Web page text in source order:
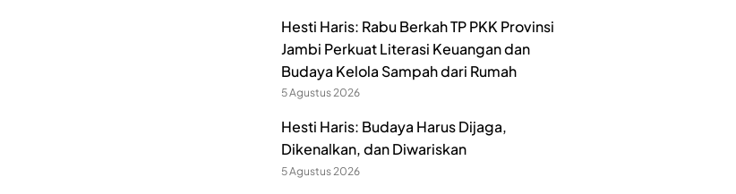
Hesti Haris: Rabu Berkah TP PKK Provinsi
Jambi Perkuat Literasi Keuangan dan
Budaya Kelola Sampah dari Rumah
5 Agustus 2026
Hesti Haris: Budaya Harus Dijaga,
Dikenalkan, dan Diwariskan
5 Agustus 2026